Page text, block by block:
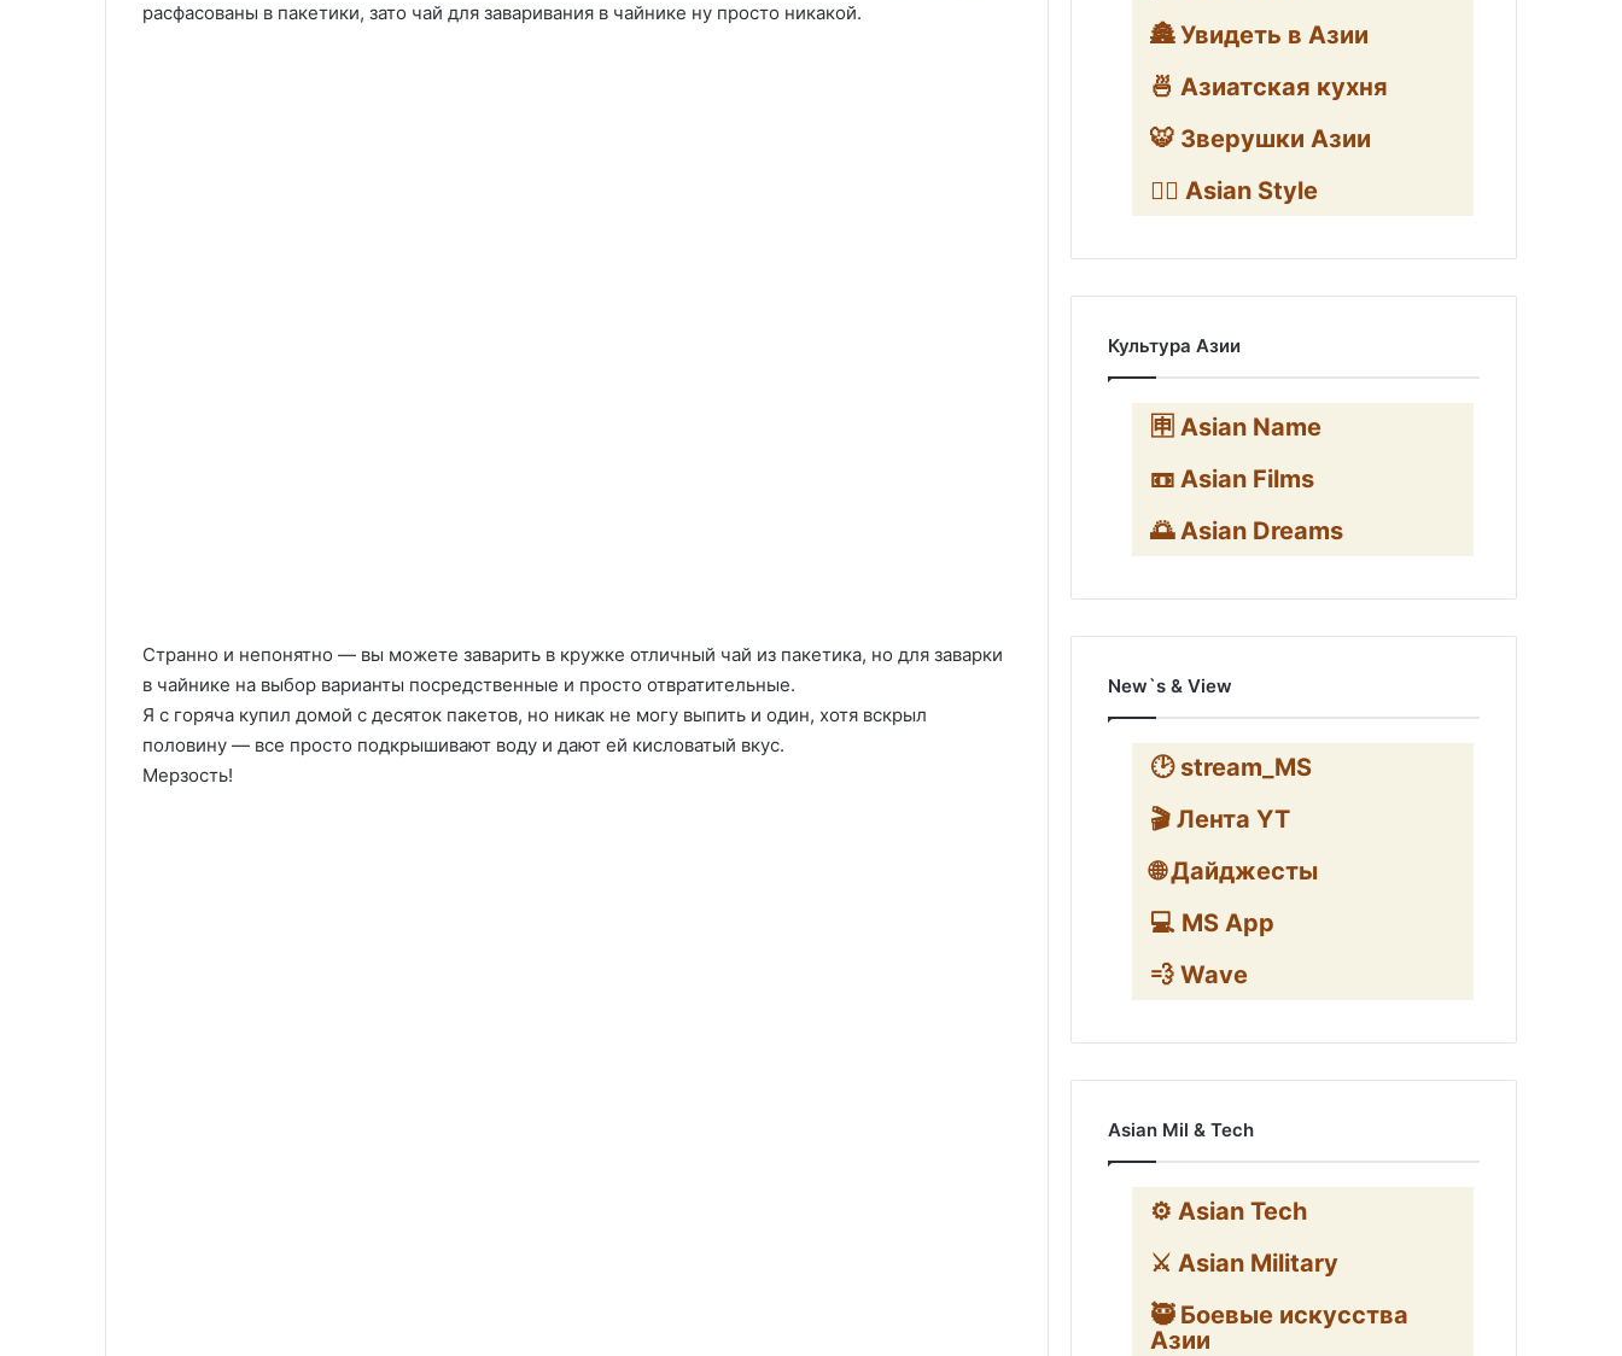
расфасованы в пакетики, зато чай для заваривания в чайнике ну просто никакой.
Странно и непонятно — вы можете заварить в кружке отличный чай из пакетика, но для заварки
в чайнике на выбор варианты посредственные и просто отвратительные.
Я с горяча купил домой с десяток пакетов, но никак не могу выпить и один, хотя вскрыл
половину — все просто подкрышивают воду и дают ей кисловатый вкус.
Мерзость!
🏯 Увидеть в Азии
🍜 Азиатская кухня
🐯 Зверушки Азии
🧛‍♂️ Asian Style
Культура Азии
🈸 Asian Name
📼 Asian Films
🌅 Asian Dreams
New`s & View
🕑 stream_MS
🎬 Лента YT
🌐 Дайджесты
💻 MS App
💨 Wave
Asian Mil & Tech
⚙️ Asian Tech
⚔️ Asian Military
🥷 Боевые искусства
Азии